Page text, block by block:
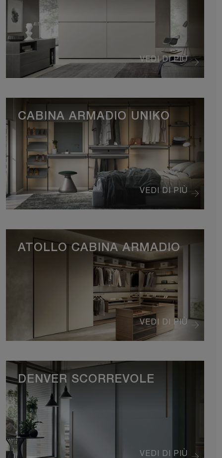
VEDI DI PIÙ
VEDI DI PIÙ
CABINA ARMADIO UNIKO
VEDI DI PIÙ
ATOLLO CABINA ARMADIO
VEDI DI PIÙ
DENVER SCORREVOLE